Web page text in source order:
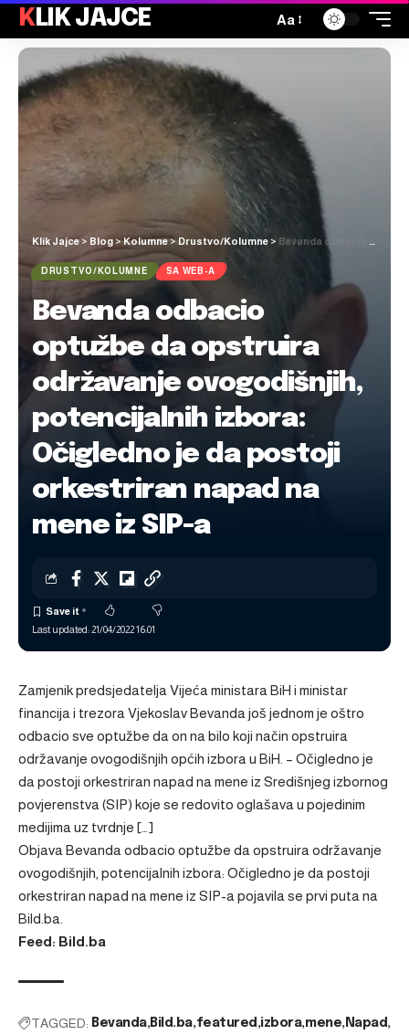
KLIK JAJCE Aa
Klik Jajce > Blog >Kolumne>Drustvo/Kolumne > Bevanda odbacio optužbe da opstruira održavanje ovogodišnjih, potencijalnih izbora: Očigledno je da postoji orkestriran napad na mene iz SIP-a
DRUSTVO/KOLUMNE SA WEB-A
Bevanda odbacio
optužbe da opstruira
održavanje ovogodišnjih,
potencijalnih izbora:
Očigledno je da postoji
orkestriran napad na
mene iz SIP-a
Last updated: 21/04/2022 16:01
Zamjenik predsjedatelja Vijeća ministara BiH i ministar
financija i trezora Vjekoslav Bevanda još jednom je oštro
odbacio sve optužbe da on na bilo koji način opstruira
održavanje ovogodišnjih općih izbora u BiH. – Očigledno je
da postoji orkestriran napad na mene iz Središnjeg izbornog
povjerenstva (SIP) koje se redovito oglašava u pojedinim
medijima uz tvrdnje […]
Objava Bevanda odbacio optužbe da opstruira održavanje
ovogodišnjih, potencijalnih izbora: Očigledno je da postoji
orkestriran napad na mene iz SIP-a pojavila se prvi puta na
Bild.ba
Feed: Bild.ba
TAGGED: Bevanda Bild.ba featured izbora mene Napad